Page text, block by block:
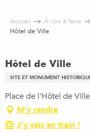
contenu
Accueil À voir à faire
Hôtel de Ville
Hôtel de Ville
SITE ET MONUMENT
Place de l'Hôtel de
M'y rendre
J'y vais en train !